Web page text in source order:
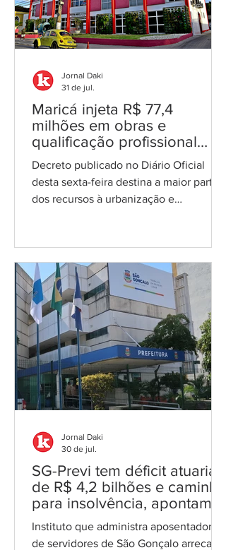
investigar irregularidades na rede de
ensino. Os procedimentos, publicados
no Diário Oficial des
Maricá injeta R$ 77,4
milhões em obras e
qualificação profissional
com superávit de 2025
Decreto publicado no Diário Oficial
desta sexta-feira destina a maior parte
dos recursos à urbanização e
Emprego, em uma das maiores
suplementações orçamentárias do ano
Fachada prefeitura/Foto: reprodução A
Prefeitura de Maricá publicou no Diário
Oficial, nesta sexta-feira (31),
autorização de abertura de crédito
adicional suplementar no valor de R$
77, 5 milhões. Os recursos, conforme o
documento, são provenien
Jornal Daki
31 de jul.
SG-Previ tem déficit atuarial
de R$ 4,2 bilhões e caminha
para insolvência, apontam
dados oficiais
Instituto que administra aposentadorias
de servidores de São Gonçalo arrecada
Jornal Daki
30 de jul.